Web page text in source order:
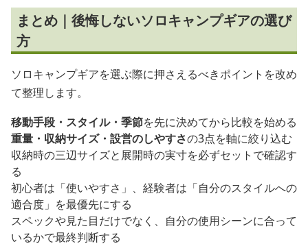
まとめ｜後悔しないソロキャンプギアの選び
方
ソロキャンプギアを選ぶ際に押さえるべきポイントを改め
て整理します。
移動手段・スタイル・季節を先に決めてから比較を始める
重量・収納サイズ・設営のしやすさの3点を軸に絞り込む
収納時の三辺サイズと展開時の実寸を必ずセットで確認す
る
初心者は「使いやすさ」、経験者は「自分のスタイルへの
適合度」を最優先にする
スペックや見た目だけでなく、自分の使用シーンに合って
いるかで最終判断する